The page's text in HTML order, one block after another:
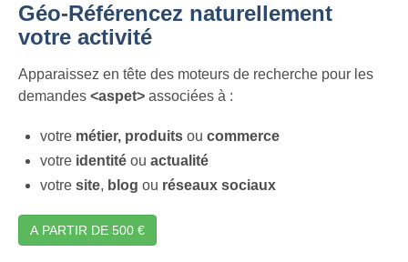
Géo-Référencez naturellement
votre activité
Apparaissez en tête des moteurs de recherche pour les
demandes <aspet> associées à :
votre métier, produits ou commerce
votre identité ou actualité
votre site, blog ou réseaux sociaux
A PARTIR DE 500 €